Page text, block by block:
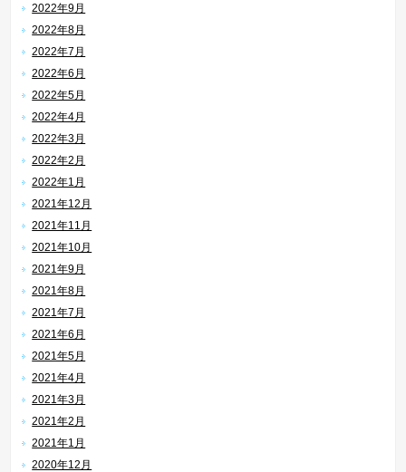
2022年9月
2022年8月
2022年7月
2022年6月
2022年5月
2022年4月
2022年3月
2022年2月
2022年1月
2021年12月
2021年11月
2021年10月
2021年9月
2021年8月
2021年7月
2021年6月
2021年5月
2021年4月
2021年3月
2021年2月
2021年1月
2020年12月